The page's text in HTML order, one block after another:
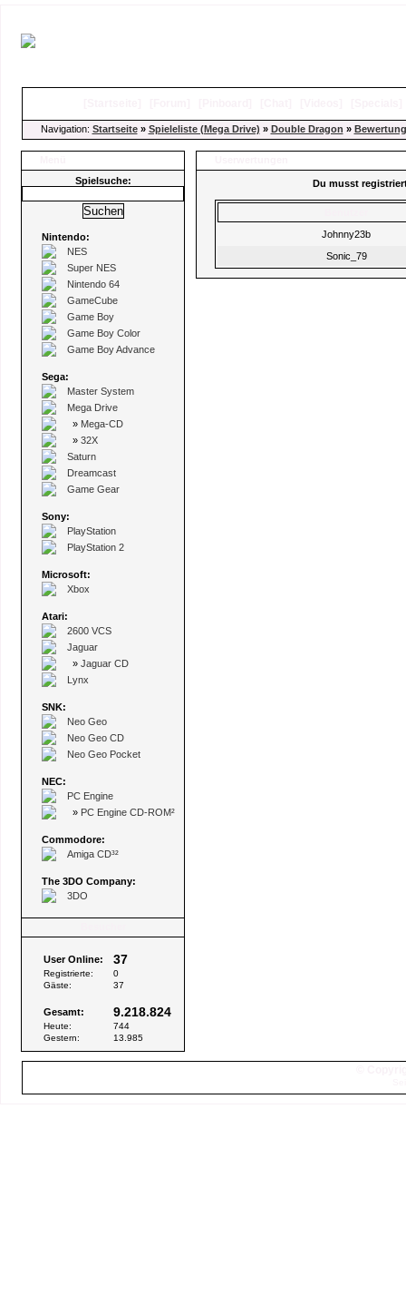
Navigation: Startseite» Spieleliste (Mega Drive) » Double Dragon »
Spielsuche:
Nintendo:
NES
Super NES
Nintendo 64
GameCube
Game Boy
Game Boy Color
Game Boy Advance
Sega:
Master System
Mega Drive
» Mega-CD
» 32X
Saturn
Dreamcast
Game Gear
Sony:
PlayStation
PlayStation 2
Microsoft:
Xbox
Atari:
2600 VCS
Jaguar
» Jaguar CD
Lynx
SNK:
Neo Geo
Neo Geo CD
Neo Geo Pocket
NEC:
PC Engine
» PC Engine CD-ROM²
Commodore:
Amiga CD³²
The 3DO Company:
3DO
User Online: 37
Registrierte:
0
Gäste:
37
Gesamt: 9.218.824
Heute:
744
Gestern:
13.985
Du musst
Johnny23b
Sonic_79